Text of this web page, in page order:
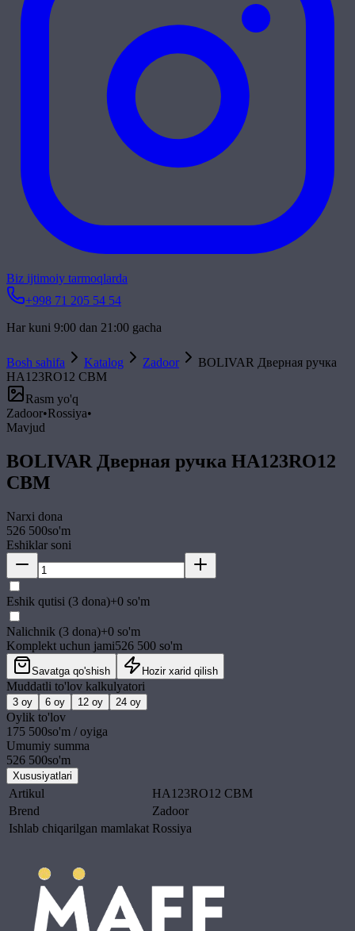
Biz ijtimoiy tarmoqlarda
+998 71 205 54 54
Har kuni 9:00 dan 21:00 gacha
Bosh sahifa Katalog Zadoor
BOLIVAR Дверная ручка
HA123RO12 CBM
Rasm yo'q
Zadoor•Rossiya•
Mavjud
BOLIVAR Дверная ручка HA123RO12
CBM
Narxi dona
526 500so'm
Eshiklar soni
Eshik qutisi (3 dona)+0 so'm
Nalichnik (3 dona)+0 so'm
Komplekt uchun jami526 500 so'm
Savatga qo'shish Hozir xarid qilish
Muddatli to'lov kalkulyatori
3 oy 6 oy 12 oy 24 oy
Oylik to'lov
175 500so'm / oyiga
Umumiy summa
526 500so'm
Xususiyatlari
Artikul
HA123RO12 CBM
Brend
Zadoor
Ishlab chiqarilgan mamlakat Rossiya